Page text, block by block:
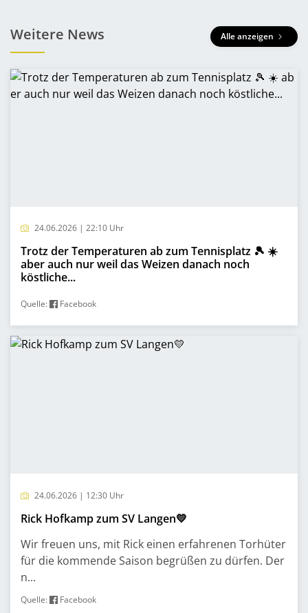
Weitere News Alle anzeigen
24.06.2026 | 22:10 Uhr
Trotz der Temperaturen ab zum Tennisplatz 🎾 ☀️
aber auch nur weil das Weizen danach noch
köstliche...
Quelle: Facebook
24.06.2026 | 12:30 Uhr
Rick Hofkamp zum SV Langen💛
Wir freuen uns, mit Rick einen erfahrenen Torhüter
für die kommende Saison begrüßen zu dürfen. Der
n...
Quelle: Facebook